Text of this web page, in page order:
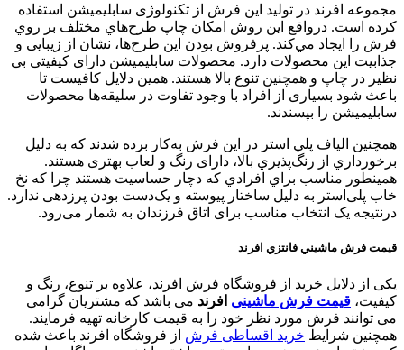
مجموعه افرند در توليد اين فرش از تكنولوژی سابليميشن استفاده
کرده است. درواقع اين روش امكان چاپ طرح‌هاي مختلف بر روي
فرش را ايجاد مي‌كند. پرفروش بودن اين طرح‌ها، نشان از زیبایی و
جذابیت این محصولات دارد. محصولات سابلیمیشن دارای کیفیتی بی
نظیر در چاپ و همچنین تنوع بالا هستند. همين دلایل کافیست تا
باعث شود بسیاری از افراد با وجود تفاوت در سلیقه‌ها محصولات
سابلیمیشن را بپسندند.
همچنين الياف پلي استر در اين فرش به‌كار برده شدند كه به دليل
برخورداري از رنگ‌پذيري بالا، دارای رنگ و لعاب بهتری هستند.
همينطور مناسب براي افرادي كه دچار حساسيت هستند چرا كه نخ
خاب پلی‌استر به دلیل ساختار پیوسته و یک‌دست بودن پرزدهی ندارد.
درنتیجه یک انتخاب مناسب برای اتاق فرزندان به شمار می‌رود.
قيمت فرش ماشيني فانتزي افرند
یکی از دلایل خرید از فروشگاه فرش افرند، علاوه بر تنوع، رنگ و
کیفیت، قیمت فرش ماشینی افرند می باشد که مشتریان گرامی
می توانند فرش مورد نظر خود را به قیمت کارخانه تهیه فرمایند.
همچنین شرایط خرید اقساطی فرش از فروشگاه افرند باعث شده